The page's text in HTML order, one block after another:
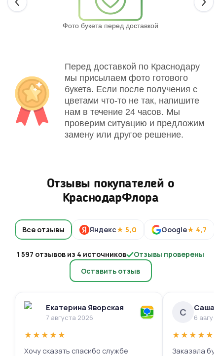
Фото букета перед доставкой
Перед доставкой по Краснодару
мы присылаем фото готового
букета. Если после получения с
цветами что-то не так, напишите
нам в течение 24 часов. Мы
проверим ситуацию и предложим
замену или другое решение.
Отзывы покупателей о
КраснодарФлора
Все отзывы Яндекс★ 5,0 Google★ 4,7
1 597 отзывов из 4 источников
Отзывы проверены
Оставить отзыв
Екатерина Яворская
7 августа 2026
★★★★★
Хочу сказать спасибо службе
С Саша
6
★★★★★
Заказала